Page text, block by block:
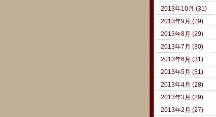
2013年10月 (31)
2013年9月 (29)
2013年8月 (29)
2013年7月 (30)
2013年6月 (31)
2013年5月 (31)
2013年4月 (28)
2013年3月 (29)
2013年2月 (27)